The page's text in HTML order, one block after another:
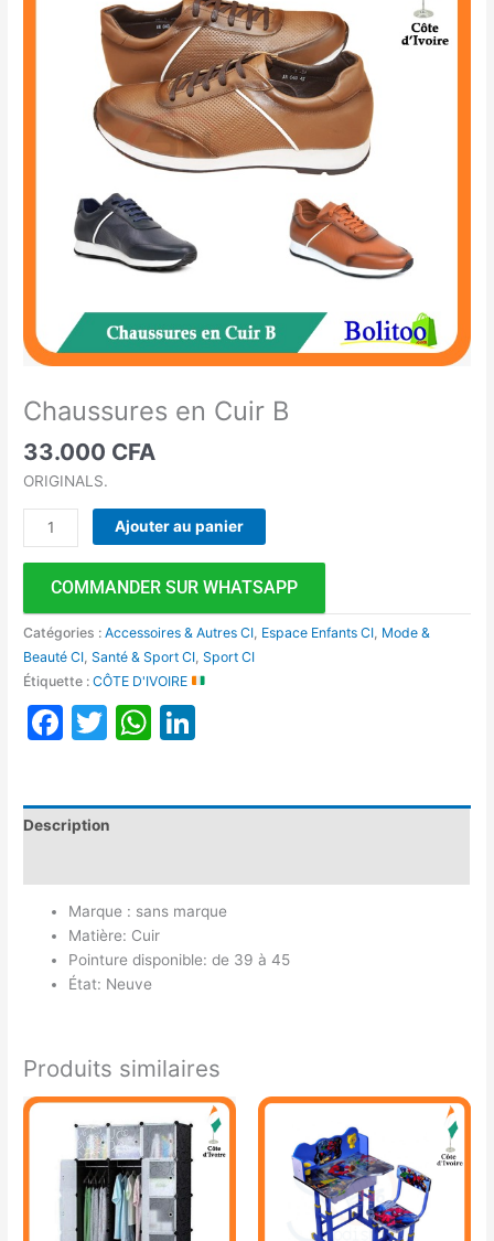
Chaussures en Cuir B
33.000 CFA
ORIGINALS.
Ajouter au panier
COMMANDER SUR WHATSAPP
Catégories :Accessoires & Autres CI Espace Enfants CI Mode &
Beauté CI ,Santé & Sport CI ,Sport CI
Étiquette :CÔTE D'IVOIRE
Facebook
TwitterWhatsApp
Description
Marque : sans marque
Matière: Cuir
Pointure disponible: de 39 à 45
État: Neuve
Produits similaires